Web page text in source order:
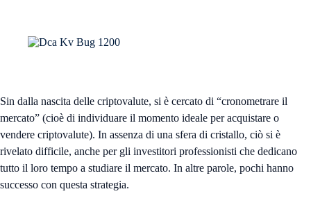
Sin dalla nascita delle criptovalute, si è cercato di “cronometrare il
mercato” (cioè di individuare il momento ideale per acquistare o
vendere criptovalute). In assenza di una sfera di cristallo, ciò si è
rivelato difficile, anche per gli investitori professionisti che dedicano
tutto il loro tempo a studiare il mercato. In altre parole, pochi hanno
successo con questa strategia.